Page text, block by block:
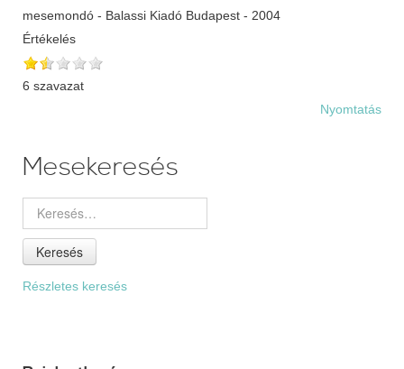
mesemondó - Balassi Kiadó Budapest - 2004
Értékelés
6 szavazat
Nyomtatás
Mesekeresés
Keresés
Részletes keresés